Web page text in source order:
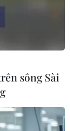
sông Sài